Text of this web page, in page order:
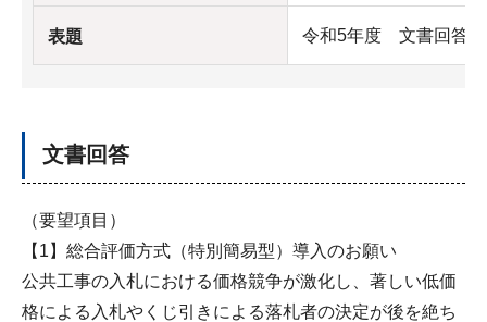
表題 令和5年度 文書回答
文書回答
（要望項目）
【1】総合評価方式（特別簡易型）導入のお願い
公共工事の入札における価格競争が激化し、著しい低価
格による入札やくじ引きによる落札者の決定が後を絶ち